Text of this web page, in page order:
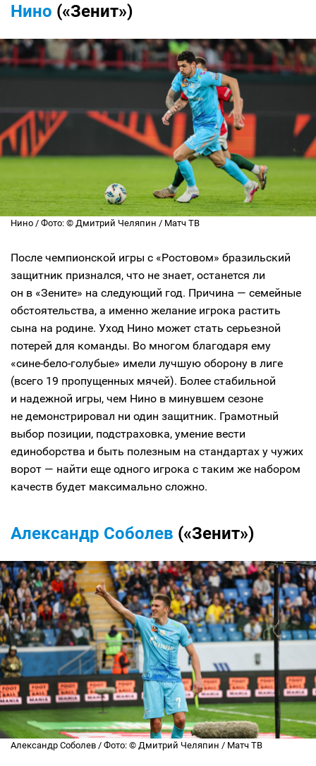
Нино («Зенит»)
Нино / Фото: © Дмитрий Челяпин / Матч ТВ
После чемпионской игры с «Ростовом» бразильский
защитник признался, что не знает, останется ли
он в «Зените» на следующий год. Причина — семейные
обстоятельства, а именно желание игрока растить
сына на родине. Уход Нино может стать серьезной
потерей для команды. Во многом благодаря ему
«сине-бело-голубые» имели лучшую оборону в лиге
(всего 19 пропущенных мячей). Более стабильной
и надежной игры, чем Нино в минувшем сезоне
не демонстрировал ни один защитник. Грамотный
выбор позиции, подстраховка, умение вести
единоборства и быть полезным на стандартах у чужих
ворот — найти еще одного игрока с таким же набором
качеств будет максимально сложно.
Александр Соболев («Зенит»)
Александр Соболев / Фото: © Дмитрий Челяпин / Матч ТВ